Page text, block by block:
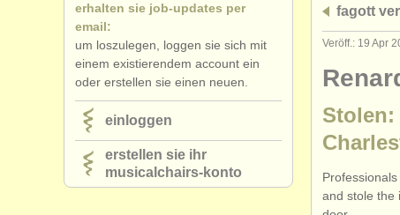
musicalchairs:
über musicalchairs kontakt rss
verlage:
anzeige veröffentlichen
fagott
Veröff.: 19 Apr
Stolen:
and stole the
erhalten sie job-updates per
email:
um loszulegen, loggen sie sich mit
einem existierendem account ein
oder erstellen sie einen neuen.
einloggen
erstellen sie ihr
musicalchairs-konto